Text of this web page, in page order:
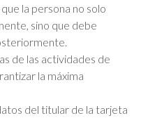
la persona no solo
sino que debe
de las actividades de
la máxima
del titular de la tarjeta